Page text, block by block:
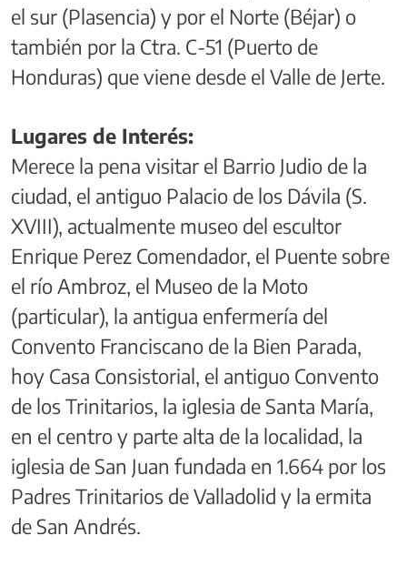
el sur (Plasencia) y por el Norte (Béjar) o
también por la Ctra. C-51 (Puerto de
Honduras) que viene desde el Valle de Jerte.
Lugares de Interés:
Merece la pena visitar el Barrio Judio de la
ciudad, el antiguo Palacio de los Dávila (S.
XVIII), actualmente museo del escultor
Enrique Perez Comendador, el Puente sobre
el río Ambroz, el Museo de la Moto
(particular), la antigua enfermería del
Convento Franciscano de la Bien Parada,
hoy Casa Consistorial, el antiguo Convento
de los Trinitarios, la iglesia de Santa María,
en el centro y parte alta de la localidad, la
iglesia de San Juan fundada en 1.664 por los
Padres Trinitarios de Valladolid y la ermita
de San Andrés.